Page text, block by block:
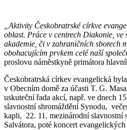
„Aktivity Českobratrské církve
oblast. Práce v centrech Diakonie, ve
akademie, či v zahraničních sborech
obohacujícím prvkem celé naší
proslovu náměstkyně primátora
Českobratrská církev evangelická
v Obecním domě za účasti T. G.
uskuteční řada akcí, např. ve dnech
slavnostní shromáždění Synodu,
kapli, 22. 11. mezinárodní slavnostní
Salvátora, poté koncert